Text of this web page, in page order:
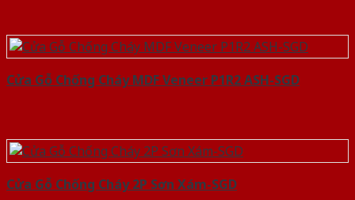
Cửa Gỗ Chống Cháy MDF Veneer P1R2 ASH-SGD
Cửa Gỗ Chống Cháy 2P Sơn Xám-SGD